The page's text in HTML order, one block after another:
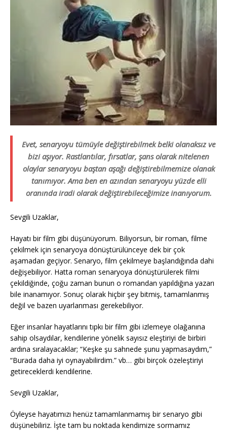
Evet, senaryoyu tümüyle değiştirebilmek belki olanaksız ve
bizi aşıyor. Rastlantılar, fırsatlar, şans olarak nitelenen
olaylar senaryoyu baştan aşağı değiştirebilmemize olanak
tanımıyor. Ama ben en azından senaryoyu yüzde elli
oranında iradi olarak değiştirebileceğimize inanıyorum.
Sevgili Uzaklar,
Hayatı bir film gibi düşünüyorum. Biliyorsun, bir roman, filme
çekilmek için senaryoya dönüştürülünceye dek bir çok
aşamadan geçiyor. Senaryo, film çekilmeye başlandığında dahi
değişebiliyor. Hatta roman senaryoya dönüştürülerek filmi
çekildiğinde, çoğu zaman bunun o romandan yapıldığına yazarı
bile inanamıyor. Sonuç olarak hiçbir şey bitmiş, tamamlanmış
değil ve bazen uyarlanması gerekebiliyor.
Eğer insanlar hayatlarını tıpkı bir film gibi izlemeye olağanına
sahip olsaydılar, kendilerine yönelik sayısız eleştiriyi de birbiri
ardına sıralayacaklar; “Keşke şu sahnede şunu yapmasaydım,”
“Burada daha iyi oynayabilirdim.” vb… gibi birçok özeleştiriyi
getireceklerdi kendilerine.
Sevgili Uzaklar,
Öyleyse hayatımızı henüz tamamlanmamış bir senaryo gibi
düşünebiliriz. İşte tam bu noktada kendimize sormamız